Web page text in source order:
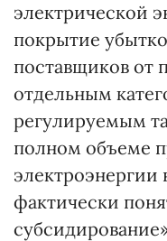
электрической
покрытие
поставщиков от
отдельным
регулируемым
полном объеме
электроэнергии
фактически